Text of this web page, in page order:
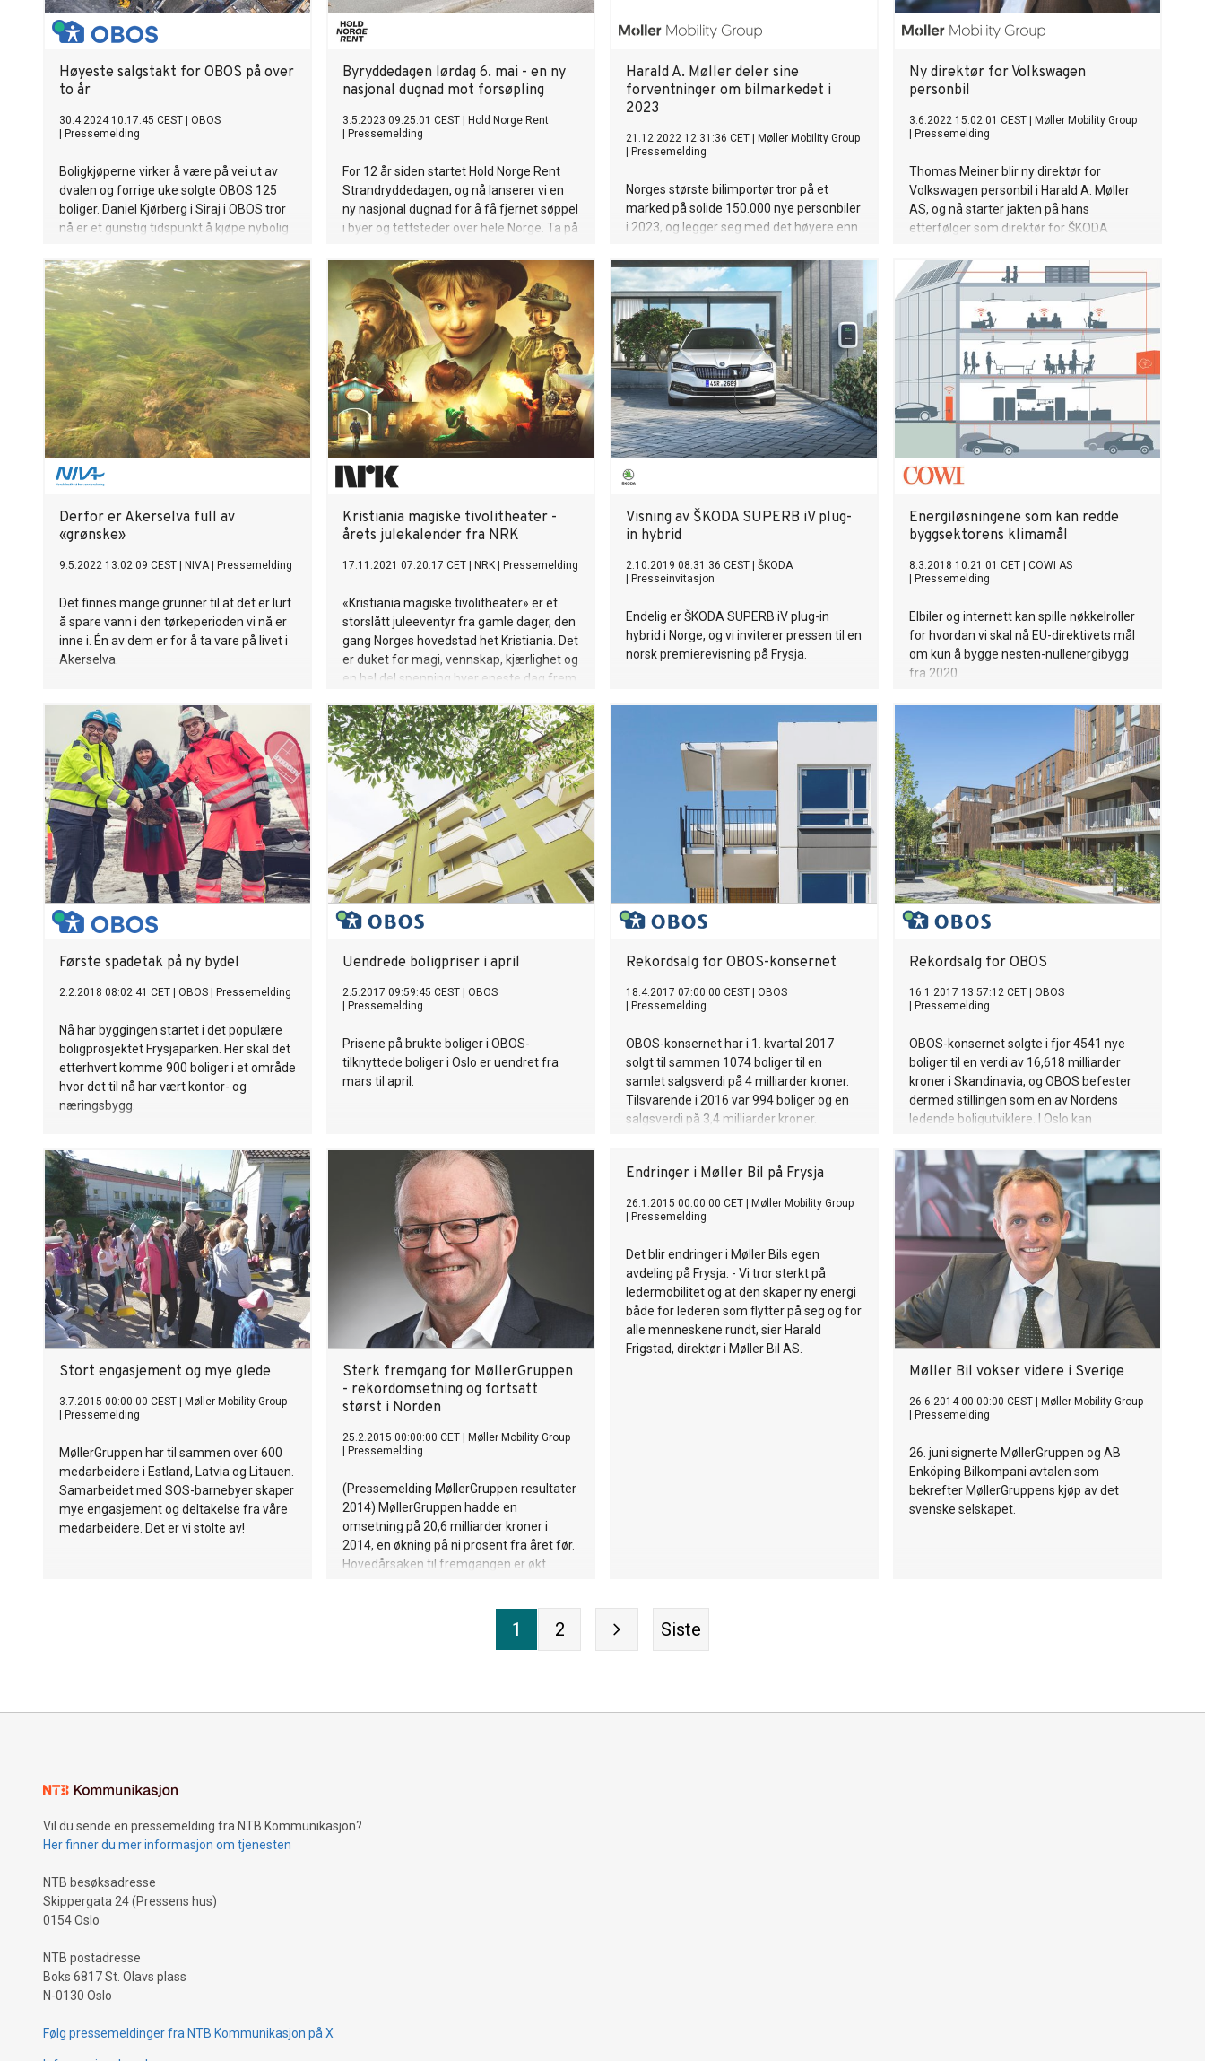
Høyeste salgstakt for OBOS på over
to år
30.4.2024 10:17:45 CEST
OBOS
Pressemelding
Boligkjøperne virker å være på vei ut av
dvalen og forrige uke solgte OBOS 125
boliger. Daniel Kjørberg i Siraj i OBOS tror
nå er et gunstig tidspunkt å kjøpe nybolig
Byryddedagen lørdag 6. mai - en ny
nasjonal dugnad mot forsøpling
3.5.2023 09:25:01 CEST
Hold Norge Rent
Pressemelding
For 12 år siden startet Hold Norge Rent
Strandryddedagen, og nå lanserer vi en
ny nasjonal dugnad for å få fjernet søppel
i byer og tettsteder over hele Norge. Ta på
Harald A. Møller deler sine
forventninger om bilmarkedet i
2023
21.12.2022 12:31:36 CET
Møller Mobility Group
Pressemelding
Norges største bilimportør tror på et
marked på solide 150.000 nye personbiler
i 2023, og legger seg med det høyere enn
Ny direktør for Volkswagen
personbil
3.6.2022 15:02:01 CEST
Møller Mobility Group
Pressemelding
Thomas Meiner blir ny direktør for
Volkswagen personbil i Harald A. Møller
AS, og nå starter jakten på hans
etterfølger som direktør for ŠKODA
Derfor er Akerselva full av
«grønske»
9.5.2022 13:02:09 CEST NIVA| Pressemelding
Det finnes mange grunner til at det er lurt
å spare vann i den tørkeperioden vi nå er
inne i. Én av dem er for å ta vare på livet i
Akerselva.
Kristiania magiske tivolitheater -
årets julekalender fra NRK
17.11.2021 07:20:17 CET NRK Pressemelding
«Kristiania magiske tivolitheater» er et
storslått juleeventyr fra gamle dager, den
gang Norges hovedstad het Kristiania. Det
er duket for magi, vennskap, kjærlighet og
en hel del spenning hver eneste dag frem
Visning av ŠKODA SUPERB iV plug-
in hybrid
2.10.2019 08:31:36 CEST
ŠKODA
Presseinvitasjon
Endelig er ŠKODA SUPERB iV plug-in
hybrid i Norge, og vi inviterer pressen til en
norsk premierevisning på Frysja.
Energiløsningene som kan redde
byggsektorens klimamål
8.3.2018 10:21:01 CET
COWI AS
Pressemelding
Elbiler og internett kan spille nøkkelroller
for hvordan vi skal nå EU-direktivets mål
om kun å bygge nesten-nullenergibygg
fra 2020.
Første spadetak på ny bydel
2.2.2018 08:02:41 CET OBOS Pressemelding
Nå har byggingen startet i det populære
boligprosjektet Frysjaparken. Her skal det
etterhvert komme 900 boliger i et område
hvor det til nå har vært kontor- og
næringsbygg.
Uendrede boligpriser i april
2.5.2017 09:59:45 CEST
OBOS
Pressemelding
Prisene på brukte boliger i OBOS-
tilknyttede boliger i Oslo er uendret fra
mars til april.
Rekordsalg for OBOS-konsernet
18.4.2017 07:00:00 CEST
OBOS
Pressemelding
OBOS-konsernet har i 1. kvartal 2017
solgt til sammen 1074 boliger til en
samlet salgsverdi på 4 milliarder kroner.
Tilsvarende i 2016 var 994 boliger og en
salgsverdi på 3,4 milliarder kroner.
Rekordsalg for OBOS
16.1.2017 13:57:12 CET
OBOS
Pressemelding
OBOS-konsernet solgte i fjor 4541 nye
boliger til en verdi av 16,618 milliarder
kroner i Skandinavia, og OBOS befester
dermed stillingen som en av Nordens
ledende boligutviklere. I Oslo kan
betydelig i 2017, men det avhenger i stor
grad av Oslo kommune.
Stort engasjement og mye glede
3.7.2015 00:00:00 CEST
Møller Mobility Group
Pressemelding
MøllerGruppen har til sammen over 600
medarbeidere i Estland, Latvia og Litauen.
Samarbeidet med SOS-barnebyer skaper
mye engasjement og deltakelse fra våre
medarbeidere. Det er vi stolte av!
Sterk fremgang for MøllerGruppen
- rekordomsetning og fortsatt
størst i Norden
25.2.2015 00:00:00 CET
Møller Mobility Group
Pressemelding
(Pressemelding MøllerGruppen resultater
2014) MøllerGruppen hadde en
omsetning på 20,6 milliarder kroner i
2014, en økning på ni prosent fra året før.
Hovedårsaken til fremgangen er økt
Endringer i Møller Bil på Frysja
26.1.2015 00:00:00 CET
Møller Mobility Group
Pressemelding
Det blir endringer i Møller Bils egen
avdeling på Frysja. - Vi tror sterkt på
ledermobilitet og at den skaper ny energi
både for lederen som flytter på seg og for
alle menneskene rundt, sier Harald
Frigstad, direktør i Møller Bil AS.
Møller Bil vokser videre i Sverige
26.6.2014 00:00:00 CEST
Møller Mobility Group
Pressemelding
26. juni signerte MøllerGruppen og AB
Enköping Bilkompani avtalen som
bekrefter MøllerGruppens kjøp av det
svenske selskapet.
1 2 Siste
Vil du sende en pressemelding fra NTB Kommunikasjon?
Her finner du mer informasjon om tjenesten
NTB besøksadresse
Skippergata 24 (Pressens hus)
0154 Oslo
NTB postadresse
Boks 6817 St. Olavs plass
N-0130 Oslo
Følg pressemeldinger fra NTB Kommunikasjon på X